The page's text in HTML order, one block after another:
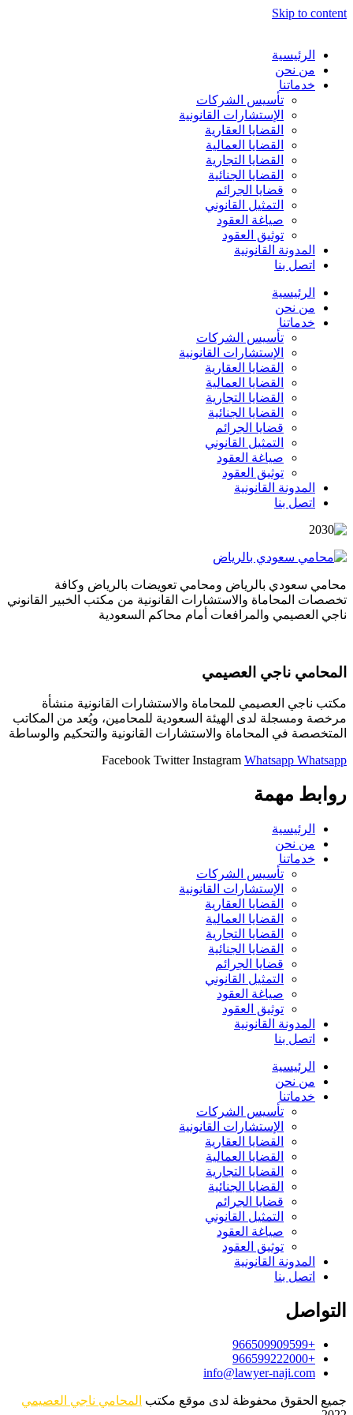
Skip to content
الرئيسية
من نحن
خدماتنا
تأسيس الشركات
الإستشارات القانونية
القضايا العقارية
القضايا العمالية
القضايا التجارية
القضايا الجنائية
قضايا الجرائم
التمثيل القانوني
صياغة العقود
توثيق العقود
المدونة القانونية
اتصل بنا
الرئيسية
من نحن
خدماتنا
تأسيس الشركات
الإستشارات القانونية
القضايا العقارية
القضايا العمالية
القضايا التجارية
القضايا الجنائية
قضايا الجرائم
التمثيل القانوني
صياغة العقود
توثيق العقود
المدونة القانونية
اتصل بنا
محامي سعودي بالرياض ومحامي تعويضات بالرياض وكافة
تخصصات المحاماة والاستشارات القانونية من مكتب الخبير القانوني
ناجي العصيمي والمرافعات أمام محاكم السعودية
المحامي ناجي العصيمي
مكتب ناجي العصيمي للمحاماة والاستشارات القانونية منشأة
مرخصة ومسجلة لدى الهيئة السعودية للمحامين، ويُعد من المكاتب
المتخصصة في المحاماة والاستشارات القانونية والتحكيم والوساطة
Facebook Twitter Instagram Whatsapp Whatsapp
روابط مهمة
الرئيسية
من نحن
خدماتنا
تأسيس الشركات
الإستشارات القانونية
القضايا العقارية
القضايا العمالية
القضايا التجارية
القضايا الجنائية
قضايا الجرائم
التمثيل القانوني
صياغة العقود
توثيق العقود
المدونة القانونية
اتصل بنا
الرئيسية
من نحن
خدماتنا
تأسيس الشركات
الإستشارات القانونية
القضايا العقارية
القضايا العمالية
القضايا التجارية
القضايا الجنائية
قضايا الجرائم
التمثيل القانوني
صياغة العقود
توثيق العقود
المدونة القانونية
اتصل بنا
التواصل
+966509909599
+966599222000
info@lawyer-naji.com
جميع الحقوق محفوظة لدى موقع مكتب المحامي ناجي العصيمي